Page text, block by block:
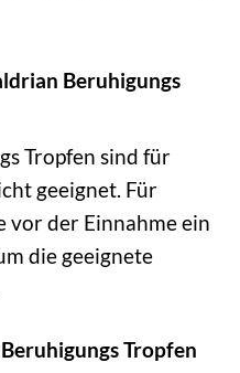
Beruhigungs
Tropfen sind für
geeignet. Für
vor der Einnahme ein
die geeignete
Tropfen